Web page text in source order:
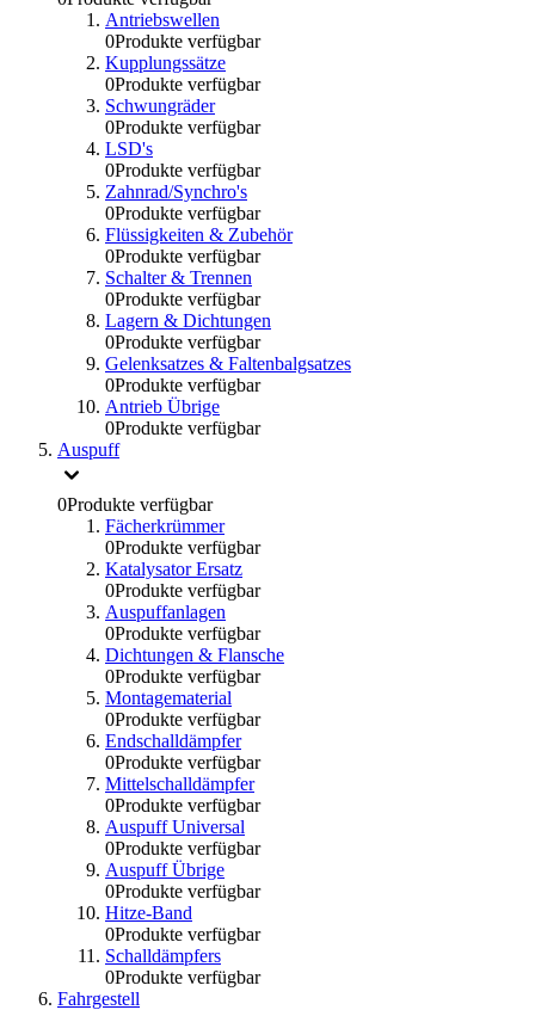
Antriebswellen
0Produkte verfügbar
Kupplungssätze
0Produkte verfügbar
Schwungräder
0Produkte verfügbar
LSD's
0Produkte verfügbar
Zahnrad/Synchro's
0Produkte verfügbar
Flüssigkeiten & Zubehör
0Produkte verfügbar
Schalter & Trennen
0Produkte verfügbar
Lagern & Dichtungen
0Produkte verfügbar
Gelenksatzes & Faltenbalgsatzes
0Produkte verfügbar
Antrieb Übrige
0Produkte verfügbar
Auspuff
0Produkte verfügbar
Fächerkrümmer
0Produkte verfügbar
Katalysator Ersatz
0Produkte verfügbar
Auspuffanlagen
0Produkte verfügbar
Dichtungen & Flansche
0Produkte verfügbar
Montagematerial
0Produkte verfügbar
Endschalldämpfer
0Produkte verfügbar
Mittelschalldämpfer
0Produkte verfügbar
Auspuff Universal
0Produkte verfügbar
Auspuff Übrige
0Produkte verfügbar
Hitze-Band
0Produkte verfügbar
Schalldämpfers
0Produkte verfügbar
Fahrgestell